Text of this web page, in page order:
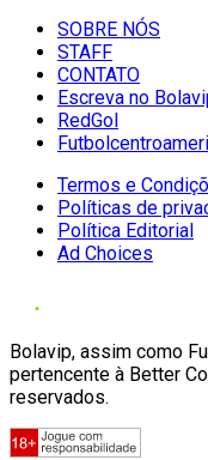
SOBRE NÓS
STAFF
CONTATO
Escreva no
RedGol
Termos e
Políticas de
Política Editorial
Ad Choices
Bolavip, assim como
pertencente à Better
reservados.